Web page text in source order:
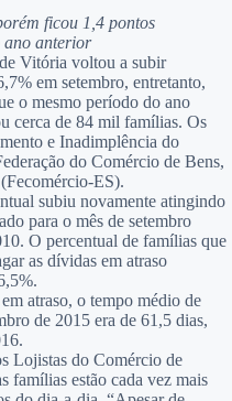
ficou 1,4 pontos
ano anterior
Vitória voltou a subir
em setembro, entretanto,
o mesmo período do ano
cerca de 84 mil famílias. Os
e Inadimplência do
do Comércio de Bens,
ES).
subiu novamente atingindo
para o mês de setembro
O percentual de famílias que
as dívidas em atraso
atraso, o tempo médio de
de 2015 era de 61,5 dias,
Lojistas do Comércio de
famílias estão cada vez mais